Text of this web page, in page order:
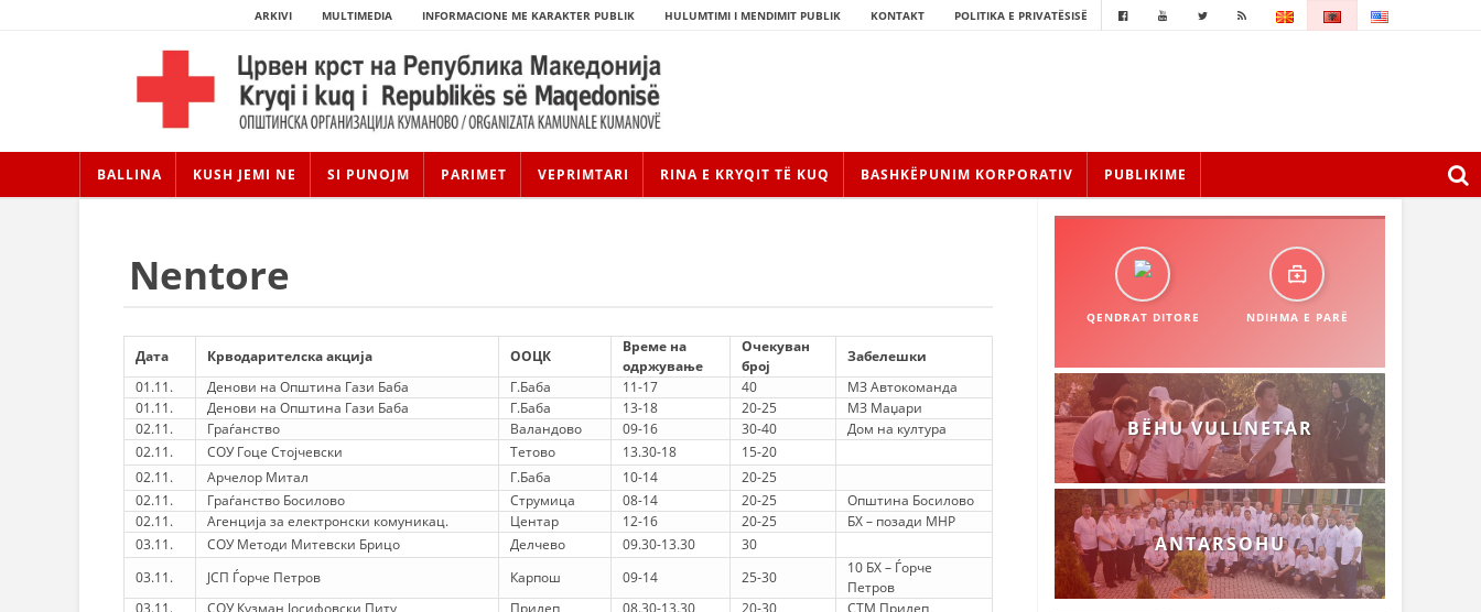
ARKIVI MULTIMEDIA INFORMACIONE ME KARAKTER PUBLIK HULUMTIMI I MENDIMIT PUBLIK KONTAKT POLITIKA E PRIVATËSISË
BALLINA KUSH JEMI NE SI PUNOJM PARIMET VEPRIMTARI RINA E KRYQIT TË KUQ BASHKËPUNIM KORPORATIV PUBLIKIME
HISTORIA E LËVIZJES
HISTORIA E KRYQIT TË KUQ
STRUKTURA E ORGANIZATËS
KONTAKT INFORMACIONE
ANËTARËSIMI NË STRUKTURAT PROFESIONALE
Nentore
Дата Крводарителска акција ООЦК
Време на
одржување
Очекуван
број
Забелешки
01.11.
Денови на Општина Гази Баба Г.Баба 11-17 40
МЗ Автокоманда
01.11.
Денови на Општина Гази Баба Г.Баба 13-18 20-25
МЗ Маџари
02.11.
Граѓанство Валандово 09-16 30-40
Дом на култура
02.11.
СОУ Гоце Стојчевски Тетово 13.30-18
15-20
02.11.
Арчелор Митал Г.Баба 10-14
20-25
02.11.
Граѓанство Босилово Струмица 08-14 20-25
Општина Босилово
02.11.
Агенција за електронски комуникац. Центар 12-16 20-25
БХ – позади МНР
03.11.
СОУ Методи Митевски Брицо Делчево 09.30-13.30
30
03.11.
ЈСП Ѓорче Петров Карпош 09-14 25-30
10 БХ – Ѓорче
Петров
03.11.
СОУ Кузман Јосифовски Питу Прилеп 08.30-13.30 20-30
СТМ Прилеп
QENDRAT DITORE NDIHMA E PARË
BËHU VULLNETAR
ANTARSOHU